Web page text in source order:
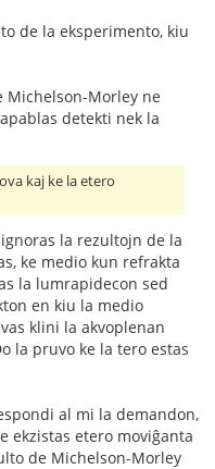
de la eksperimento, kiu
Michelson-Morley ne
detekti nek la
kaj ke la etero
la rezultojn de la
ke medio kun refrakta
la lumrapidecon sed
en kiu la medio
klini la akvoplenan
la pruvo ke la tero estas
al mi la demandon,
ekzistas etero moviĝanta
de Michelson-Morley